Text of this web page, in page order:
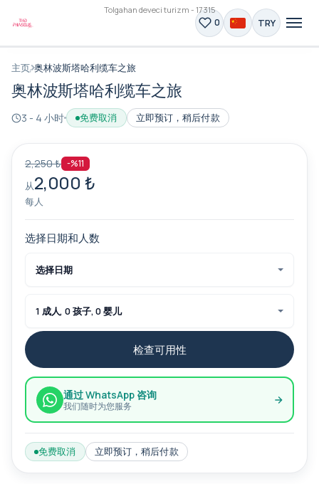
Tolgahan deveci turizm - 17315
0 TRY
主页 奥林波斯塔哈利缆车之旅
奥林波斯塔哈利缆车之旅
3 - 4 小时 免费取消 立即预订，稍后付款
2,250 ₺ -%11
从2,000 ₺
每人
选择日期和人数
选择日期
1 成人, 0 孩子, 0 婴儿
检查可用性
通过 WhatsApp 咨询
我们随时为您服务
免费取消 立即预订，稍后付款